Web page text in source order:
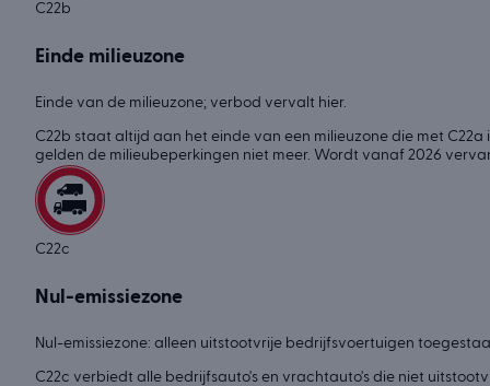
C22b
Einde milieuzone
Einde van de milieuzone; verbod vervalt hier.
C22b staat altijd aan het einde van een milieuzone die met
gelden de milieubeperkingen niet meer. Wordt vanaf 2026
C22c
Nul-emissiezone
Nul-emissiezone: alleen uitstootvrije bedrijfsvoertuigen
C22c verbiedt alle bedrijfsauto's en vrachtauto's die niet